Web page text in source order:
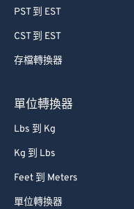
PST 到 EST
CST 到 EST
存檔轉換器
單位轉換器
Lbs 到 Kg
Kg 到 Lbs
Feet 到 Meters
單位轉換器